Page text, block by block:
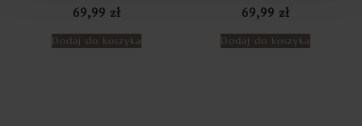
69,99 zł
Dodaj do koszyka
69,99 zł
Dodaj do koszyka